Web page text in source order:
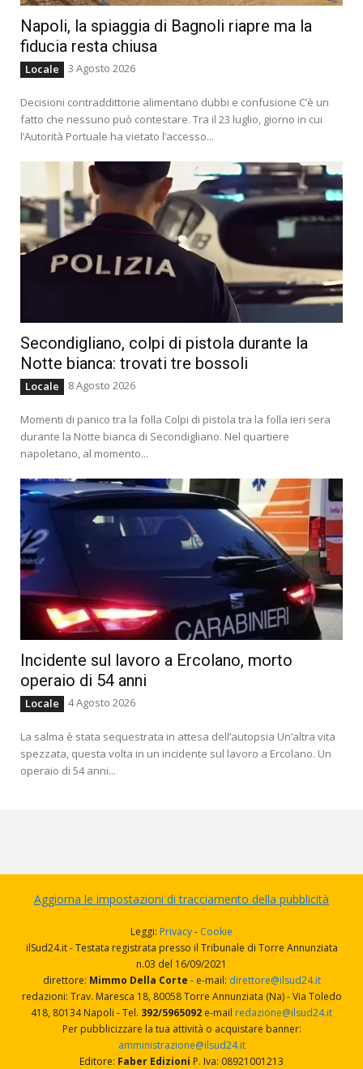
Napoli, la spiaggia di Bagnoli riapre ma la
fiducia resta chiusa
Locale 3 Agosto 2026
Decisioni contraddittorie alimentano dubbi e confusione C’è un
fatto che nessuno può contestare. Tra il 23 luglio, giorno in cui
l’Autorità Portuale ha vietato l’accesso...
Secondigliano, colpi di pistola durante la
Notte bianca: trovati tre bossoli
Locale 8 Agosto 2026
Momenti di panico tra la folla Colpi di pistola tra la folla ieri sera
durante la Notte bianca di Secondigliano. Nel quartiere
napoletano, al momento...
Incidente sul lavoro a Ercolano, morto
operaio di 54 anni
Locale 4 Agosto 2026
La salma è stata sequestrata in attesa dell’autopsia Un’altra vita
spezzata, questa volta in un incidente sul lavoro a Ercolano. Un
operaio di 54 anni...
Aggiorna le impostazioni di tracciamento della pubblicità
Leggi: Privacy- Cookie
ilSud24.it - Testata registrata presso il Tribunale di Torre Annunziata
n.03 del 16/09/2021
direttore: Mimmo Della Corte - e-mail: direttore@ilsud24.it
redazioni: Trav. Maresca 18, 80058 Torre Annunziata (Na) - Via Toledo
418, 80134 Napoli - Tel. 392/5965092 e-mail redazione@ilsud24.it
Per pubblicizzare la tua attività o acquistare banner:
amministrazione@ilsud24.it
Editore: Faber Edizioni P. Iva: 08921001213